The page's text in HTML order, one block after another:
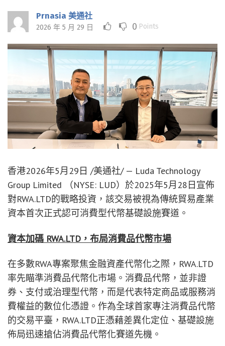
Prnasia 美通社
2026 年 5 月 29 日 0 Points
香港2026年5月29日 /美通社/ — Luda Technology
Group Limited （NYSE: LUD）於2025年5月28日宣佈
對RWA.LTD的戰略投資，該交易被視為傳統貿易產業
資本首次正式認可消費型代幣基礎設施賽道。
資本加碼 RWA.LTD ，布局消費品代幣市場
在多數RWA專案聚焦金融資產代幣化之際，RWA.LTD
率先瞄準消費品代幣化市場。消費品代幣，並非證
券、支付或治理型代幣，而是代表特定商品或服務消
費權益的數位化憑證。作為全球首家專注消費品代幣
的交易平臺，RWA.LTD正憑藉差異化定位、基礎設施
佈局迅速搶佔消費品代幣化賽道先機。